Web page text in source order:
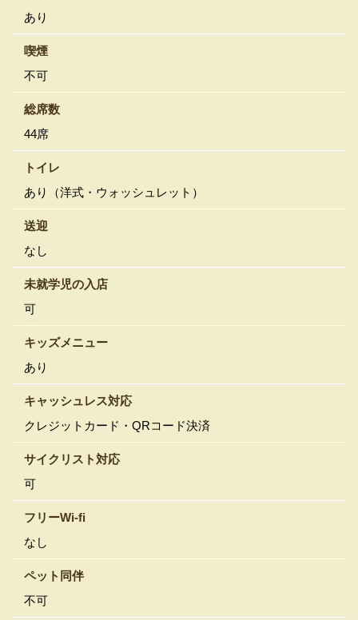
あり
喫煙
不可
総席数
44席
トイレ
あり（洋式・ウォッシュレット）
送迎
なし
未就学児の入店
可
キッズメニュー
あり
キャッシュレス対応
クレジットカード・QRコード決済
サイクリスト対応
可
フリーWi-fi
なし
ペット同伴
不可